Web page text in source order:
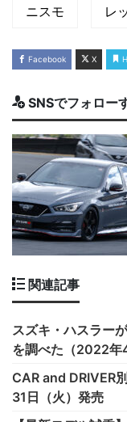
ニスモ レ
Facebook X
SNSでフォロー
関連記事
スズキ・ハスラー
を調べた（2022年
CAR and DRIVER
31日（火）発売